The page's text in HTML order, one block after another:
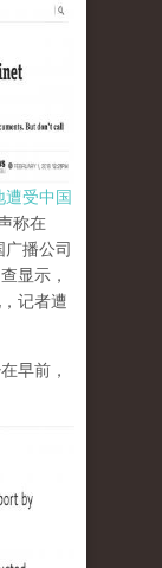
受中国
称在
播公司
显示，
记者遭
早前，